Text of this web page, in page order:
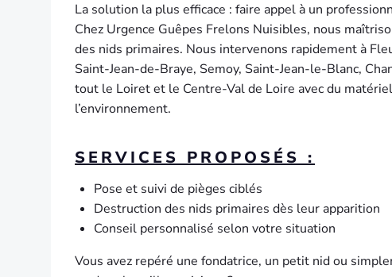
La solution la plus efficace : faire appel à un
Chez Urgence Guêpes Frelons Nuisibles, nous
des nids primaires. Nous intervenons rapidement à
Saint-Jean-de-Braye, Semoy, Saint-Jean-le-Blanc,
tout le Loiret et le Centre-Val de Loire avec du
l’environnement.
SERVICES PROPOSÉS :
Pose et suivi de pièges ciblés
Destruction des nids primaires dès leur apparition
Conseil personnalisé selon votre situation
Vous avez repéré une fondatrice, un petit nid ou